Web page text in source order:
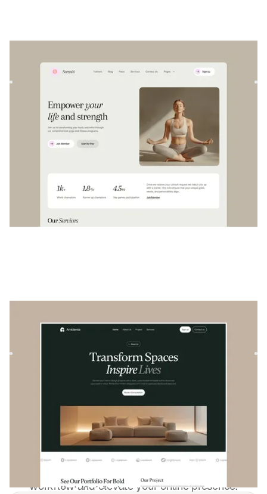
Sereniti é um modelo versátil de Webflow projetado para
profissionais de bem-estar e fitness. Crie sites incríveis e ...
Ambiente é um modelo imobiliário versátil projetado para
mostrar projetos arquitetônicos e propriedades com estilo e
DESIGNED FOR YOU
Cremetemplates used by
4,000+websites for1540+happy
freelancers and agencies!
Whether you're a solo freelancer, a growing startup,
or a busy agency, our Webflow, Framer and Figma
templates are designed to streamline your
workflow and elevate your online presence.